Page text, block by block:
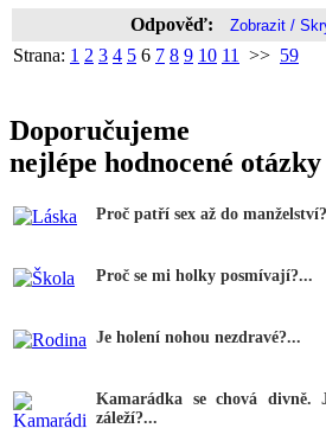
Odpověď:
Strana: 1 2 3 4 5 6 7 8 9 10 11 >> 59
Doporučujeme
nejlépe hodnocené
Proč patří sex až do
Proč se mi holky posmívají?...
Je holení nohou nezdravé?...
Kamarádka se chová
záleží?...